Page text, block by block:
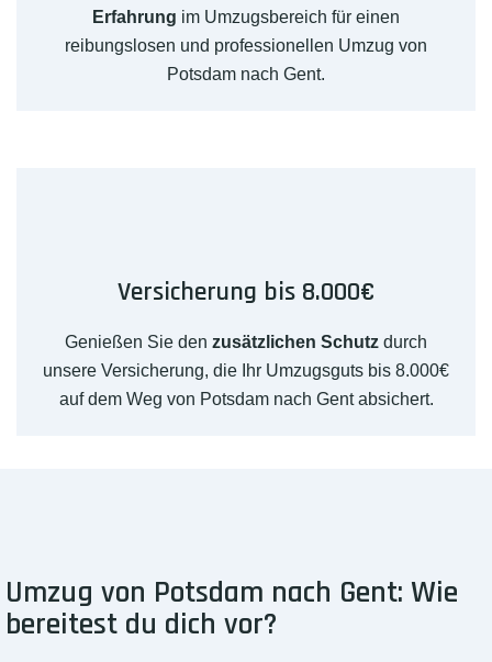
Erfahrung im Umzugsbereich für einen
reibungslosen und professionellen Umzug von
Potsdam nach Gent.
Versicherung bis 8.000€
Genießen Sie den zusätzlichen Schutz durch
unsere Versicherung, die Ihr Umzugsguts bis 8.000€
auf dem Weg von Potsdam nach Gent absichert.
Umzug von Potsdam nach Gent: Wie
bereitest du dich vor?